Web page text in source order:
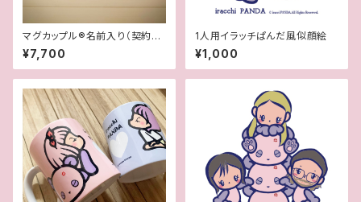
マグカップル®︎名前入り（契約書
付き世界に一つオリジナルペア
マグカップ）
¥7,700
1人用イラッチぱんだ風似顔絵
¥1,000